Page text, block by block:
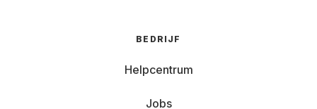
BEDRIJF
Helpcentrum
Jobs